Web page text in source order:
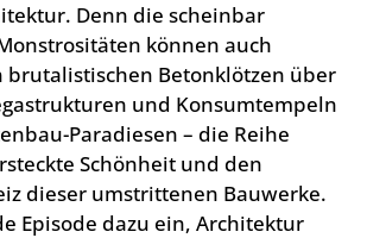
Denn die scheinbar
können auch
brutalistischen Betonklötzen über
und Konsumtempeln
Paradiesen – die Reihe
Schönheit und den
dieser umstrittenen Bauwerke.
Episode dazu ein, Architektur